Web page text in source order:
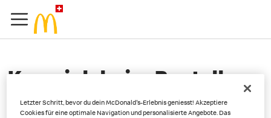
Kann ich beim Bestellen
per Order&Pay meine
Letzter Schritt, bevor du dein McDonald's-Erlebnis geniesst! Akzeptiere
Cookies für eine optimale Navigation und personalisierte Angebote. Das